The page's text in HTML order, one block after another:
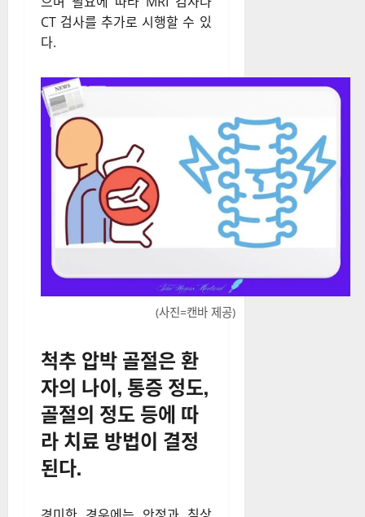
CT 검사를 추가로 시행할 수 있
다.
(사진=캔바 제공)
척추 압박 골절은 환
자의 나이, 통증 정도,
골절의 정도 등에 따
라 치료 방법이 결정
된다.